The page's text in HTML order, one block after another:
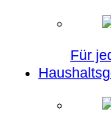
Für